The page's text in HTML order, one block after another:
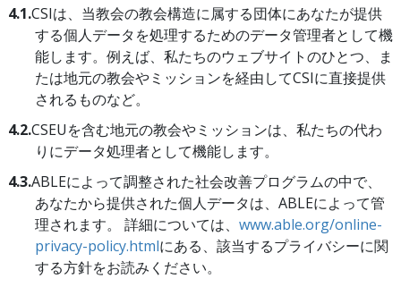
4.1.CSIは、当教会の教会構造に属する団体にあなたが提供
する個人データを処理するためのデータ管理者として機
能します。例えば、私たちのウェブサイトのひとつ、ま
たは地元の教会やミッションを経由してCSIに直接提供
されるものなど。
4.2.CSEUを含む地元の教会やミッションは、私たちの代わ
りにデータ処理者として機能します。
4.3.ABLEによって調整された社会改善プログラムの中で、
あなたから提供された個人データは、ABLEによって管
理されます。 詳細については、 www.able.org/online-
privacy-policy.htmlにある、該当するプライバシーに関
する方針をお読みください。